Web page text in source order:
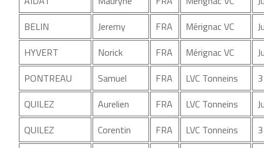
BELIN
Jeremy FRA Mérignac VC
HYVERT
Norick FRA Mérignac VC
PONTREAU
Samuel FRA LVC Tonneins
QUILEZ
Aurelien FRA LVC Tonneins
QUILEZ
Corentin FRA LVC Tonneins